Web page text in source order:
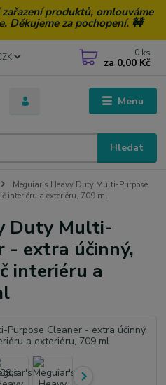
produktů, omlouváme
Děkujeme za pochopení. 🚧
Menu
Hledat
0 ks
za 0,00 Kč
Meguiar's Heavy Duty Multi-Purpose
interiéru a exteriéru, 709 ml
Duty Multi-
- extra účinný,
interiéru a